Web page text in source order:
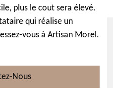
plus le cout sera élevé.
qui réalise un
vous à Artisan Morel.
Nous